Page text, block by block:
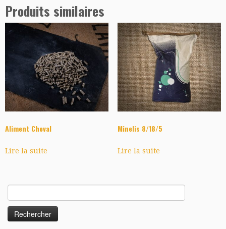
Produits similaires
Aliment Cheval
Lire la suite
Minelis 8/18/5
Lire la suite